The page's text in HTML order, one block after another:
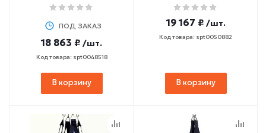
ПОД ЗАКАЗ
18 863 ₽ /шт.
Код товара: spt0048518
В корзину
19 167 ₽ /шт.
Код товара: spt0050882
В корзину